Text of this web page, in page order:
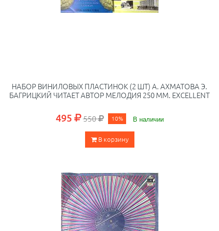
НАБОР ВИНИЛОВЫХ ПЛАСТИНОК (2 ШТ) А. АХМАТОВА Э.
БАГРИЦКИЙ ЧИТАЕТ АВТОР МЕЛОДИЯ 250 ММ. EXCELLENT
495 550 10% В наличии
В корзину